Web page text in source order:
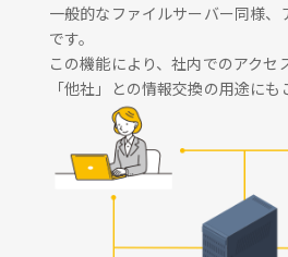
一般的なファイルサーバー同様、
です。
この機能により、社内でのアクセ
「他社」との情報交換の用途にも